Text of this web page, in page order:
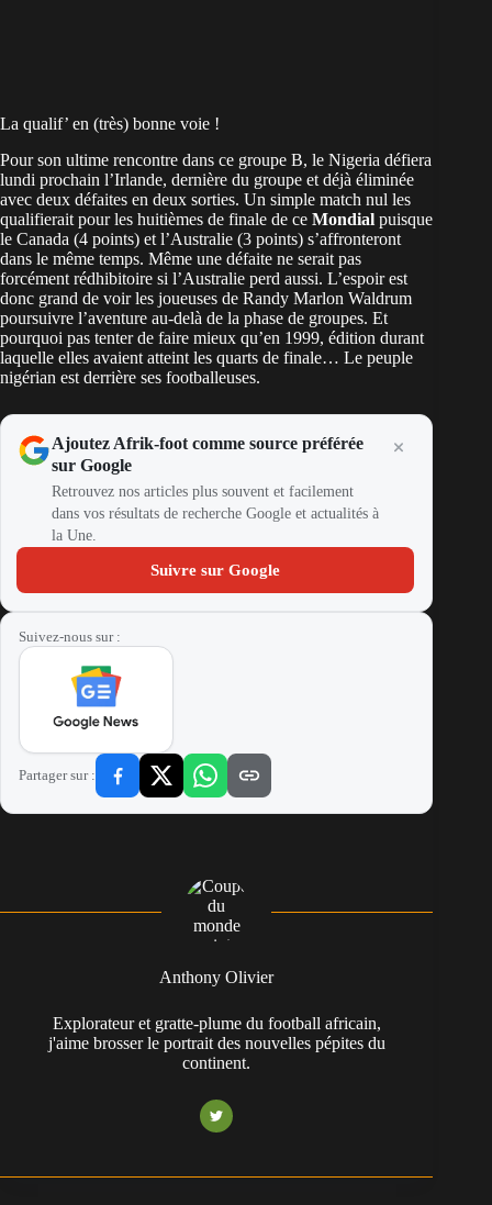
La qualif’ en (très) bonne voie !
Pour son ultime rencontre dans ce groupe B, le Nigeria défiera
lundi prochain l’Irlande, dernière du groupe et déjà éliminée
avec deux défaites en deux sorties. Un simple match nul les
qualifierait pour les huitièmes de finale de ce Mondial puisque
le Canada (4 points) et l’Australie (3 points) s’affronteront
dans le même temps. Même une défaite ne serait pas
forcément rédhibitoire si l’Australie perd aussi. L’espoir est
donc grand de voir les joueuses de Randy Marlon Waldrum
poursuivre l’aventure au-delà de la phase de groupes. Et
pourquoi pas tenter de faire mieux qu’en 1999, édition durant
laquelle elles avaient atteint les quarts de finale… Le peuple
nigérian est derrière ses footballeuses.
Ajoutez Afrik-foot comme source préférée
sur Google
Retrouvez nos articles plus souvent et facilement
dans vos résultats de recherche Google et actualités à
la Une.
Suivre sur Google
Suivez-nous sur :
Partager sur :
Anthony Olivier
Explorateur et gratte-plume du football africain,
j'aime brosser le portrait des nouvelles pépites du
continent.